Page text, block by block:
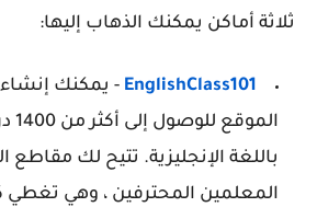
ثلاثة أماكن يمكنك الذهاب إليها:
EnglishClass101 - يمكنك
باللغة الإنجليزية. تتيح لك مقاطع
المعلمين المحترفين ، وهي